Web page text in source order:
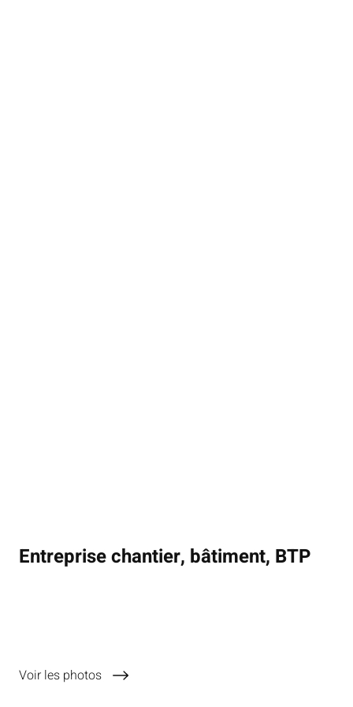
Voir les photos
Entreprise chantier, bâtiment, BTP